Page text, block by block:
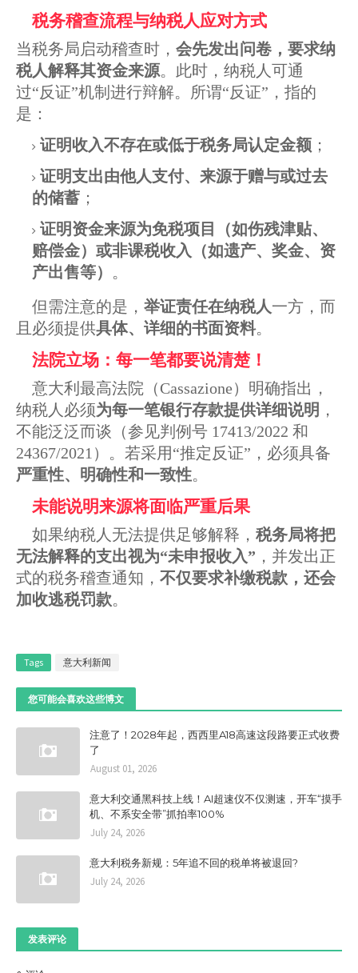
税务稽查流程与纳税人应对方式
当税务局启动稽查时， 会先发出问卷，要求纳
税人解释其资金来源。此时，纳税人可通
过“反证”机制进行辩解。所谓“反证”，指的
是：
证明收入不存在或低于税务局认定金额 ；
证明支出由他人支付、来源于赠与或过去
的储蓄 ；
证明资金来源为免税项目（如伤残津贴、
赔偿金）或非课税收入（如遗产、奖金、资
产出售等） 。
但需注意的是， 举证责任在纳税人一方，而
且必须提供具体、详细的书面资料。
法院立场：每一笔都要说清楚！
意大利最高法院（Cassazione）明确指出，
纳税人必须为每一笔银行存款提供详细说明 ，
不能泛泛而谈（参见判例号 17413/2022 和
24367/2021）。若采用“推定反证”，必须具备
严重性、明确性和一致性。
未能说明来源将面临严重后果
如果纳税人无法提供足够解释， 税务局将把
无法解释的支出视为“未申报收入” ，并发出正
式的税务稽查通知， 不仅要求补缴税款，还会
加收逃税罚款。
Tags 意大利新闻
您可能会喜欢这些博文
注意了！2028年起，西西里A18高速这段路要正式收费
了
August 01, 2026
意大利交通黑科技上线！AI超速仪不仅测速，开车“摸手
机、不系安全带”抓拍率100%
July 24, 2026
意大利税务新规：5年追不回的税单将被退回?
July 24, 2026
发表评论